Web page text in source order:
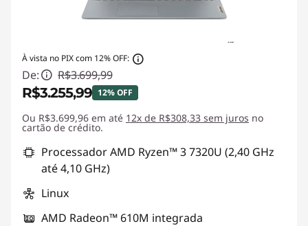
À vista no PIX com 12% OFF:
De: R$3.699,99
R$3.255,99 12% OFF
Economias instantâneas :-R$444,00
Ou R$3.699,96 em até 12x de R$308,33 sem juros no
cartão de crédito.
Processador AMD Ryzen™ 3 7320U (2,40 GHz
até 4,10 GHz)
Linux
AMD Radeon™ 610M integrada